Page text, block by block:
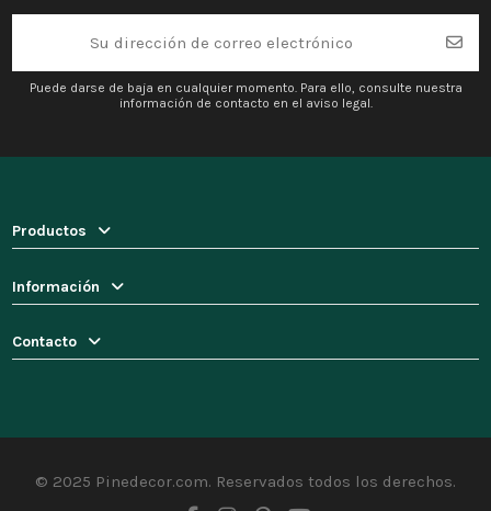
Puede darse de baja en cualquier momento. Para ello, consulte nuestra
información de contacto en el aviso legal.
Productos
Información
Contacto
© 2025 Pinedecor.com. Reservados todos los derechos.